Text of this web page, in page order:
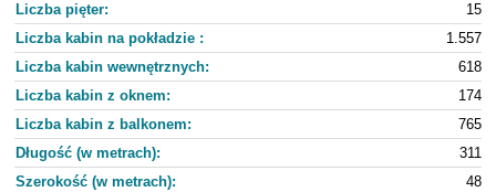
Liczba pięter:
15
Liczba kabin na pokładzie :
1.557
Liczba kabin wewnętrznych:
618
Liczba kabin z oknem:
174
Liczba kabin z balkonem:
765
Długość (w metrach):
311
Szerokość (w metrach):
48